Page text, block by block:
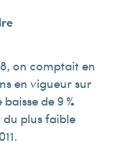
on comptait en
en vigueur sur
de 9 %
du plus faible